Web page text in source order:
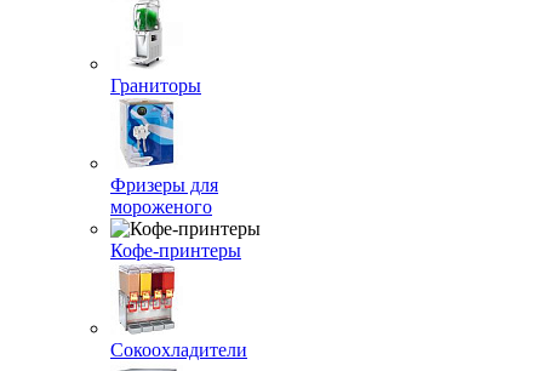
Граниторы
Фризеры для
мороженого
Кофе-принтеры
Сокоохладители